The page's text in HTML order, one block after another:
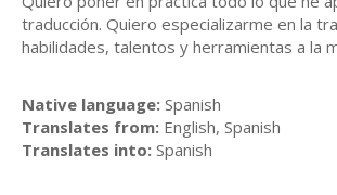
traducción. Quiero especializarme en la
habilidades, talentos y herramientas a la
Native language: Spanish
Translates from: English, Spanish
Translates into: Spanish